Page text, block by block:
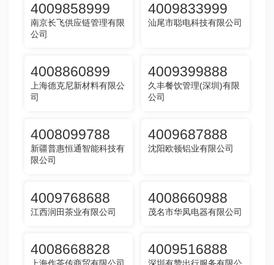
4009858999
南京长飞供应链管理有限
公司
4009833999
汕尾市聪电科技有限公司
4008860899
上海德克尼新材料有限公
司
4009399888
久丰餐饮管理(深圳)有限
公司
4008099788
新疆普惠恒通智能科技有
限公司
4009687888
沈阳欧顿铝业有限公司
4009768688
江西润田茶业有限公司
4008660988
茂名市华凤电器有限公司
4008668828 4009516888